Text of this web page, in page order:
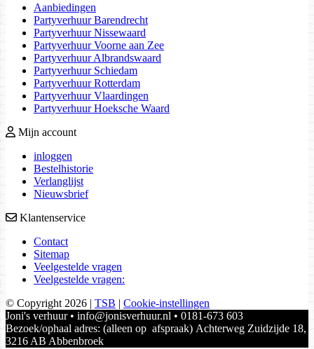
Aanbiedingen
Partyverhuur Barendrecht
Partyverhuur Nissewaard
Partyverhuur Voorne aan Zee
Partyverhuur Albrandswaard
Partyverhuur Schiedam
Partyverhuur Rotterdam
Partyverhuur Vlaardingen
Partyverhuur Hoeksche Waard
Mijn account
inloggen
Bestelhistorie
Verlanglijst
Nieuwsbrief
Klantenservice
Contact
Sitemap
Veelgestelde vragen
Veelgestelde vragen:
© Copyright 2026 | TSB | Cookie-instellingen
Joni's verhuur • info@jonisverhuur.nl • 0181-673 603
Bezoek/ophaal adres: (alleen op afspraak) Achterweg Zuidzijde 18,
3216 AB Abbenbroek